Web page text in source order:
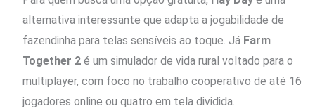
alternativa interessante que adapta a jogabilidade de
fazendinha para telas sensíveis ao toque. Já Farm
Together 2 é um simulador de vida rural voltado para o
multiplayer, com foco no trabalho cooperativo de até 16
jogadores online ou quatro em tela dividida.